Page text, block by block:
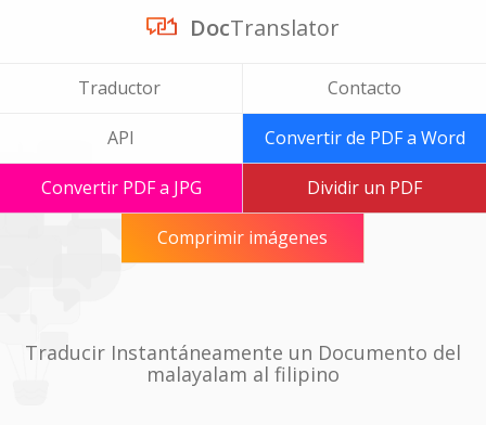
DocTranslator
Traductor Contacto
API Convertir de PDF a Word
Convertir PDF a JPG Dividir un PDF
Comprimir imágenes
Traducir Instantáneamente un Documento del
malayalam al filipino